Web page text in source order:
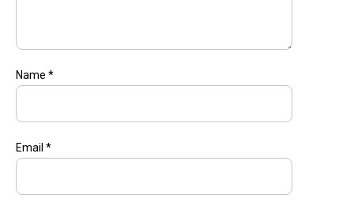
Name *
Email *